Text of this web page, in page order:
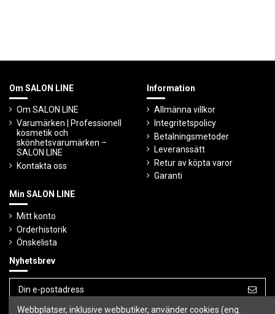
Om SALON LINE
Om SALON LINE
Varumärken | Professionell
kosmetik och
skönhetsvarumärken –
SALON LINE
Kontakta oss
Information
Allmänna villkor
Integritetspolicy
Betalningsmetoder
Leveranssätt
Retur av köpta varor
Garanti
Min SALON LINE
Mitt konto
Orderhistorik
Önskelista
Nyhetsbrev
Du kan avbryta prenumerationen när som
Webbplatser, inklusive webbutiker, använder cookies (eng.